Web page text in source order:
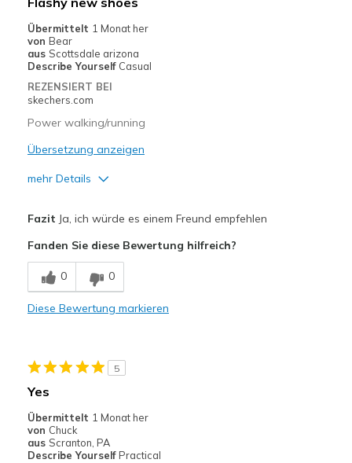
Width
Feels true to width
Sizing
Feels true to size
View On Shoes
Übermittelt 1 Monat her
von Bear
aus Scottsdale arizona
Describe Yourself Casual
REZENSIERT BEI
skechers.com
Power walking/running
Übersetzung anzeigen
mehr Details
Breathe Well
Nachteile
Need Break In
Running
Width
Sizing
View On Shoes
I'm Into Shoes
Fazit Ja, ich würde es einem Freund empfehlen
Fanden Sie diese Bewertung hilfreich?
0 0
Diese Bewertung markieren
5
Yes
Übermittelt 1 Monat her
von Chuck
aus Scranton, PA
Describe Yourself Practical